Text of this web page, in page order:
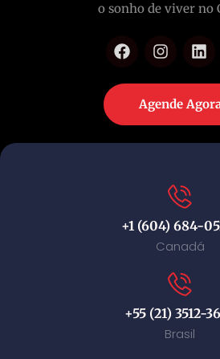
o sonho de viver no
Agende
+1 (604) 684-
Canadá
+55 (21) 3512-
Brasil